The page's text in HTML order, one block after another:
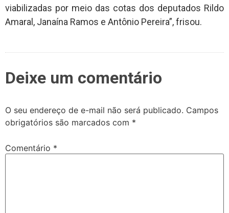
viabilizadas por meio das cotas dos deputados Rildo
Amaral, Janaína Ramos e Antônio Pereira”, frisou.
Deixe um comentário
O seu endereço de e-mail não será publicado. Campos
obrigatórios são marcados com *
Comentário *